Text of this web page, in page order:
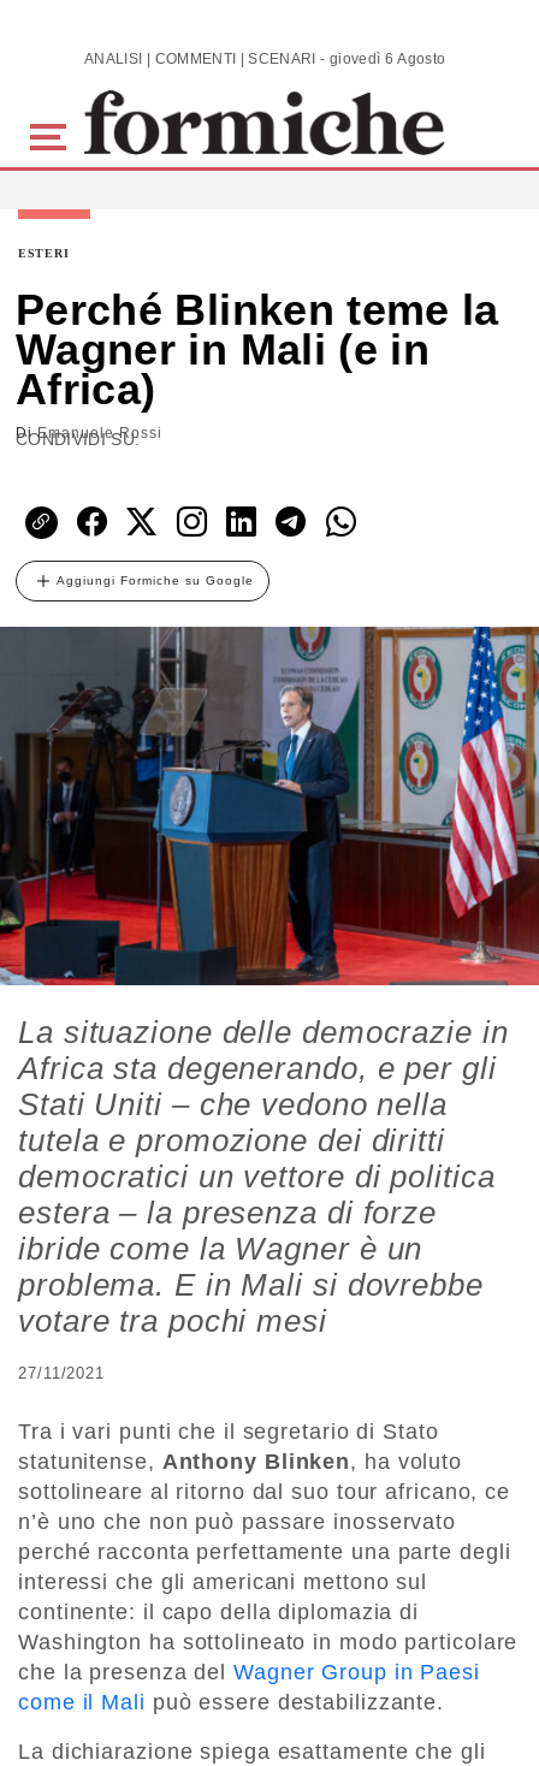
Skip to main content ANALISI | COMMENTI | SCENARI - giovedì 6 Agosto 2026
ESTERI
Perché Blinken teme la
Wagner in Mali (e in
Africa)
DiEmanuele Rossi
CONDIVIDI SU:
Aggiungi Formiche su Google
La situazione delle democrazie in
Africa sta degenerando, e per gli
Stati Uniti – che vedono nella
tutela e promozione dei diritti
democratici un vettore di politica
estera – la presenza di forze
ibride come la Wagner è un
problema. E in Mali si dovrebbe
votare tra pochi mesi
27/11/2021
Tra i vari punti che il segretario di Stato
statunitense, Anthony Blinken, ha voluto
sottolineare al ritorno dal suo tour africano, ce
n’è uno che non può passare inosservato
perché racconta perfettamente una parte degli
interessi che gli americani mettono sul
continente: il capo della diplomazia di
Washington ha sottolineato in modo particolare
che la presenza del Wagner Group in Paesi
come il Mali può essere destabilizzante.
La dichiarazione spiega esattamente che gli